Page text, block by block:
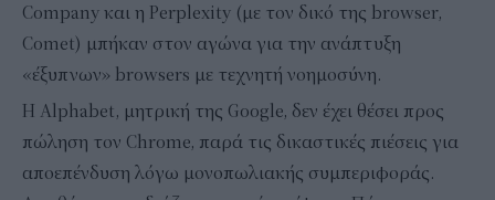
Company και η Perplexity (με τον δικό της browser,
Comet) μπήκαν στον αγώνα για την ανάπτυξη
«έξυπνων» browsers με τεχνητή νοημοσύνη.
Η Alphabet, μητρική της Google, δεν έχει θέσει προς
πώληση τον Chrome, παρά τις δικαστικές πιέσεις για
αποεπένδυση λόγω μονοπωλιακής συμπεριφοράς.